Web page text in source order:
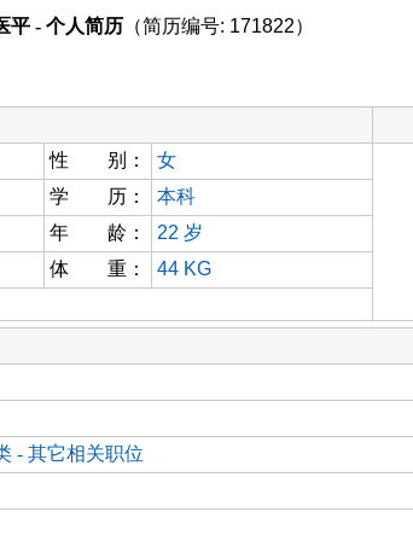
平 - 个人简历（简历编号: 171822）
性 别：
女
学 历：
本科
年 龄： 22 岁
体 重： 44 KG
- 其它相关职位